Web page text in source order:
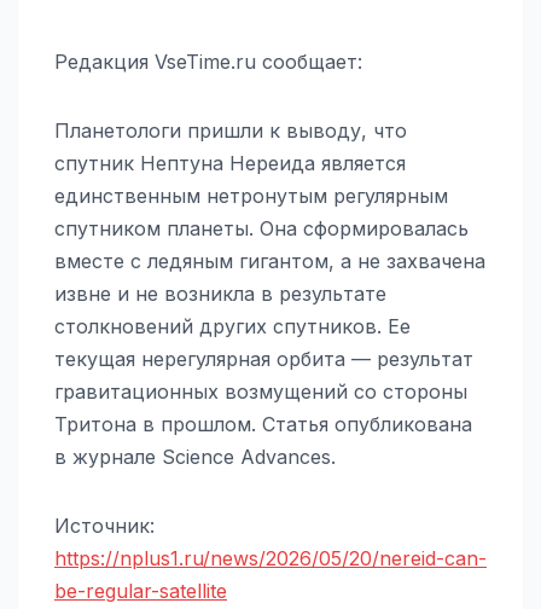
Редакция VseTime.ru сообщает:
Планетологи пришли к выводу, что
спутник Нептуна Нереида является
единственным нетронутым регулярным
спутником планеты. Она сформировалась
вместе с ледяным гигантом, а не захвачена
извне и не возникла в результате
столкновений других спутников. Ее
текущая нерегулярная орбита — результат
гравитационных возмущений со стороны
Тритона в прошлом. Статья опубликована
в журнале Science Advances.
Источник:
https://nplus1.ru/news/2026/05/20/nereid-can-
be-regular-satellite